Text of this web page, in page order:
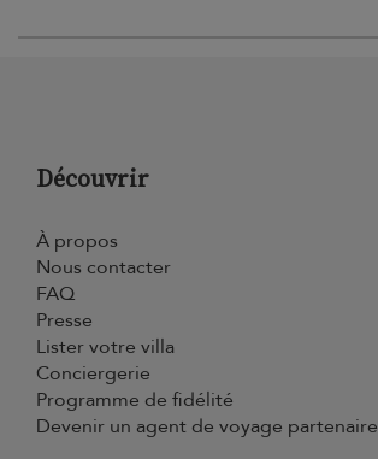
Découvrir
À propos
Nous contacter
FAQ
Presse
Lister votre villa
Conciergerie
Programme de fidélité
Devenir un agent de voyage partenaire